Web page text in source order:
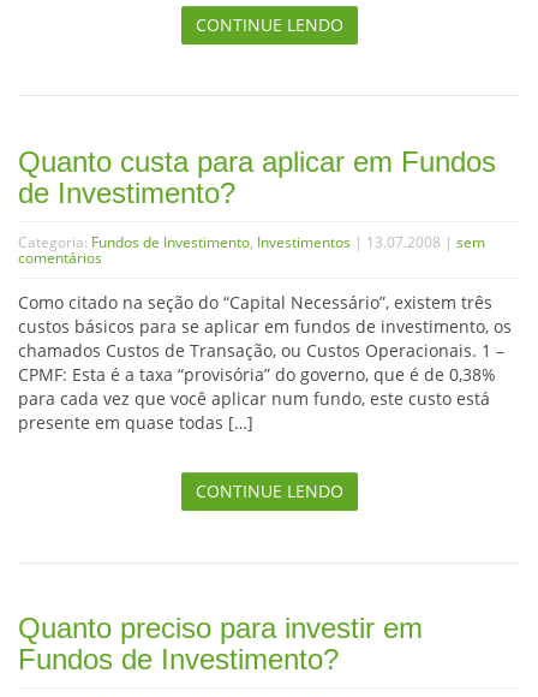
CONTINUE LENDO
Quanto custa para aplicar em Fundos
de Investimento?
Categoria: Fundos de Investimento, Investimentos | 13.07.2008 | sem
comentários
Como citado na seção do “Capital Necessário”, existem três
custos básicos para se aplicar em fundos de investimento, os
chamados Custos de Transação, ou Custos Operacionais. 1 –
CPMF: Esta é a taxa “provisória” do governo, que é de 0,38%
para cada vez que você aplicar num fundo, este custo está
presente em quase todas […]
CONTINUE LENDO
Quanto preciso para investir em
Fundos de Investimento?